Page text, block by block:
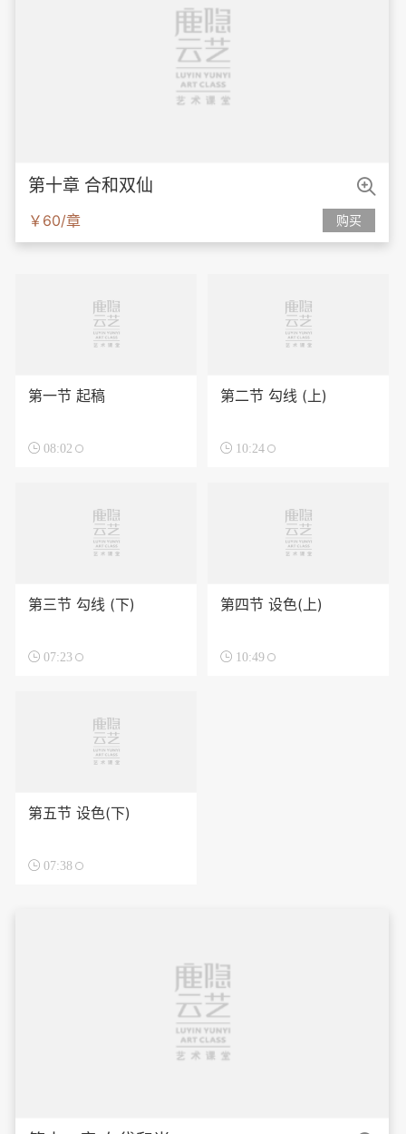
第十章 合和双仙
￥60/章 购买

第一节 起稿
 08:02
第二节 勾线 (上)
 10:24
第三节 勾线 (下)
 07:23
第四节 设色(上)
 10:49
第五节 设色(下)
 07:38